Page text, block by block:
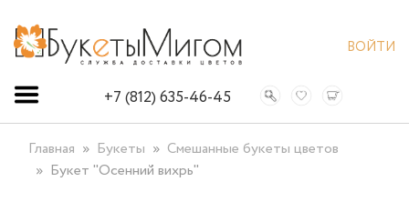
ВОЙТИ
+7 (812) 635-46-45
Главная Букеты
Смешанные букеты цветов
Букет "Осенний вихрь"